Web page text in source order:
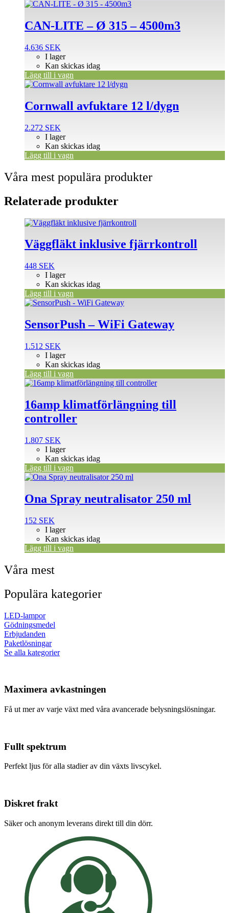
CAN-LITE – Ø 315 – 4500m3
4.636 SEK
I lager
Kan skickas idag
Lägg till i vagn
Cornwall avfuktare 12 l/dygn
2.272 SEK
I lager
Kan skickas idag
Lägg till i vagn
Våra mest populära produkter
Relaterade produkter
Väggfläkt inklusive fjärrkontroll
448 SEK
I lager
Kan skickas idag
Lägg till i vagn
SensorPush – WiFi Gateway
1.512 SEK
I lager
Kan skickas idag
Lägg till i vagn
16amp klimatförlängning till
controller
1.807 SEK
I lager
Kan skickas idag
Lägg till i vagn
Ona Spray neutralisator 250 ml
152 SEK
I lager
Kan skickas idag
Lägg till i vagn
Våra mest
Populära kategorier
LED-lampor
Gödningsmedel
Erbjudanden
Paketlösningar
Se alla kategorier
Maximera avkastningen
Få ut mer av varje växt med våra avancerade belysningslösningar.
Fullt spektrum
Perfekt ljus för alla stadier av din växts livscykel.
Diskret frakt
Säker och anonym leverans direkt till din dörr.